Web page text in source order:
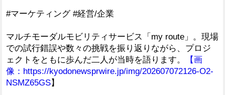
#マーケティング #経営/企業
マルチモーダルモビリティサービス「my route」。現場
での試行錯誤や数々の挑戦を振り返りながら、​プロジ
ェクトをともに歩んだ二人が当時を語ります。
【画
像： https://kyodonewsprwire.jp/img/202607072126-O2-
NSMZ65GS】